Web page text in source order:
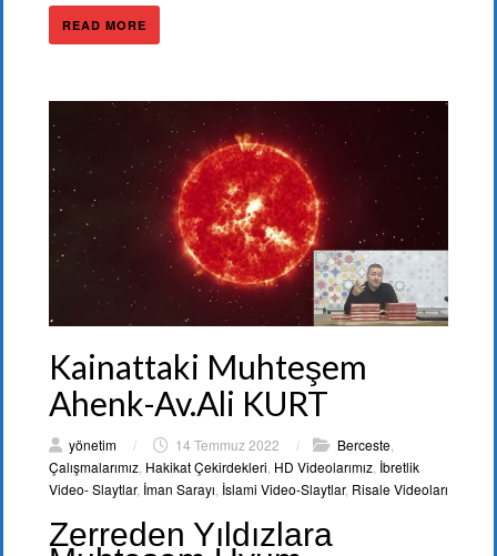
READ MORE
Kainattaki Muhteşem
Ahenk-Av.Ali KURT
yönetim / 14 Temmuz 2022 / Berceste
Çalışmalarımız Hakikat Çekirdekleri HD Videolarımız İbretlik
Video- Slaytlar, İman Sarayı İslami Video-Slaytlar, Risale Videoları
Zerreden Yıldızlara